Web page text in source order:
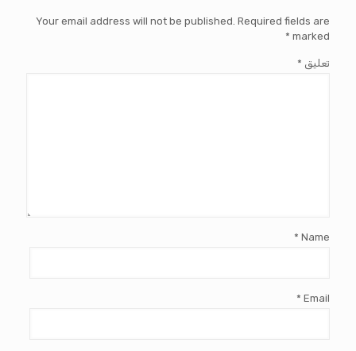
Your email address will not be published. Required fields are
marked
*
تعليق *
Name
*
Email
*